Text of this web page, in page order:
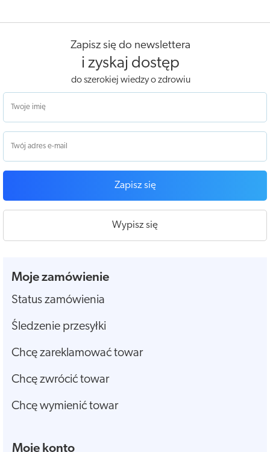
Zapisz się do newslettera
i zyskaj dostęp
do szerokiej wiedzy o zdrowiu
Zapisz się
Wypisz się
Moje zamówienie
Status zamówienia
Śledzenie przesyłki
Chcę zareklamować towar
Chcę zwrócić towar
Chcę wymienić towar
Moje konto